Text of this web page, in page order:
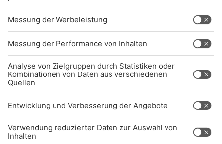
EN ANFORDERUNGEN DES B
ARRIEREFREIHEITSSTÄRKUNGSGESETZES. W
ENN SIE AUF BARRIEREN STOSSEN ODER UN
NTAKTIEREN SIE UNS GERNE.
Studio-Hotline
(089) 38 38 38 38
info@radiogong.de